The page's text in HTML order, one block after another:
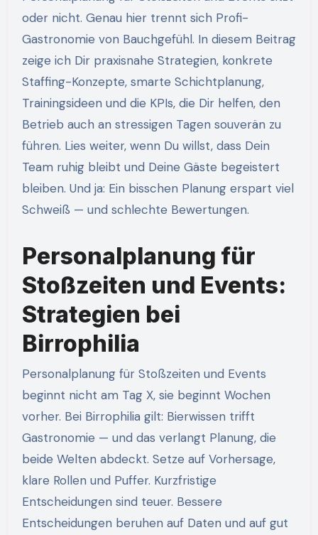
oder nicht. Genau hier trennt sich Profi-
Gastronomie von Bauchgefühl. In diesem Beitrag
zeige ich Dir praxisnahe Strategien, konkrete
Staffing-Konzepte, smarte Schichtplanung,
Trainingsideen und die KPIs, die Dir helfen, den
Betrieb auch an stressigen Tagen souverän zu
führen. Lies weiter, wenn Du willst, dass Dein
Team ruhig bleibt und Deine Gäste begeistert
bleiben. Und ja: Ein bisschen Planung erspart viel
Schweiß — und schlechte Bewertungen.
Personalplanung für
Stoßzeiten und Events:
Strategien bei
Birrophilia
Personalplanung für Stoßzeiten und Events
beginnt nicht am Tag X, sie beginnt Wochen
vorher. Bei Birrophilia gilt: Bierwissen trifft
Gastronomie — und das verlangt Planung, die
beide Welten abdeckt. Setze auf Vorhersage,
klare Rollen und Puffer. Kurzfristige
Entscheidungen sind teuer. Bessere
Entscheidungen beruhen auf Daten und auf gut